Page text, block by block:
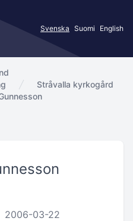
Svenska Suomi English
Stråvalla kyrkogård
2006-03-22